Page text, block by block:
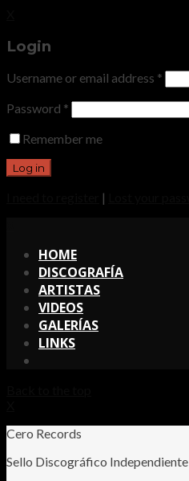
Login
Username or email address *
Password *
Remember me
|
HOME
DISCOGRAFÍA
ARTISTAS
VIDEOS
GALERÍAS
LINKS
Cero Records
Sello Discográfico Independiente